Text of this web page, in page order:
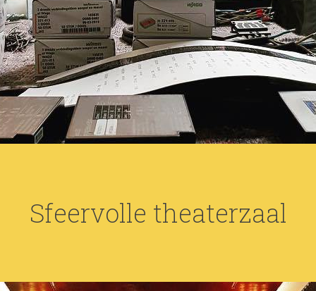
Sfeervolle theaterzaal